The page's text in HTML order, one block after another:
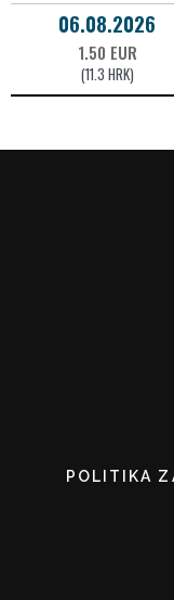
06.08.2026
1.50 EUR
(11.3 HRK)
POLITIKA